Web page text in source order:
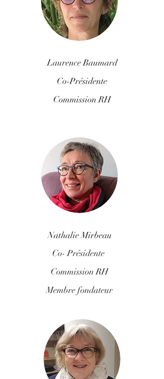
Laurence Baumard
Co-Présidente
Commission RH
Nathalie Mirbeau
Co- Présidente
Commission RH
Membre fondateur